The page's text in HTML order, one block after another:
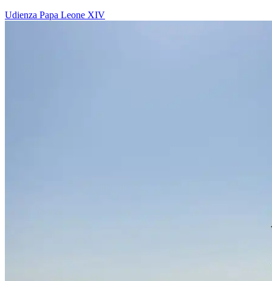
Udienza Papa Leone XIV